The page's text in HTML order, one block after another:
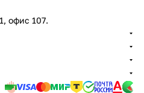
офис 107.